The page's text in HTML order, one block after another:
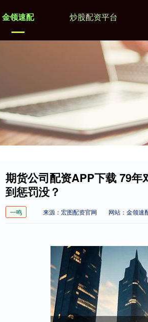
金领速配 炒股配资平台
期货公司配资APP下载 79
到惩罚没？
一鸣 来源：宏图配资官网 网站：金领速